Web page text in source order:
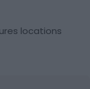
locations